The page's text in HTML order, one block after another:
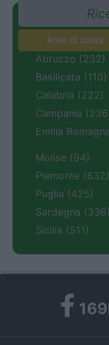
Aree di sosta
Abruzzo (232)
Basilicata (110)
Calabria (222)
Campania
Emilia
Molise (94)
Piemonte (632)
Puglia (425)
Sardegna (336)
Sicilia (511)